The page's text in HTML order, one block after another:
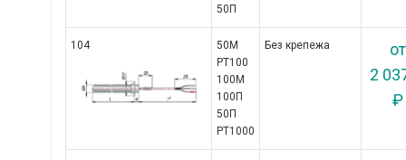
50П
104
50М
РТ100
100М
100П
50П
РТ1000
Без крепежа
от
2
₽